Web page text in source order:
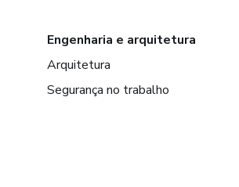
Engenharia e arquitetura
Arquitetura
Segurança no trabalho